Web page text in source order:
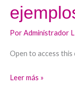
PorAdministrador
Open to access
un
proyecto
con
ejemplos
Leer más »